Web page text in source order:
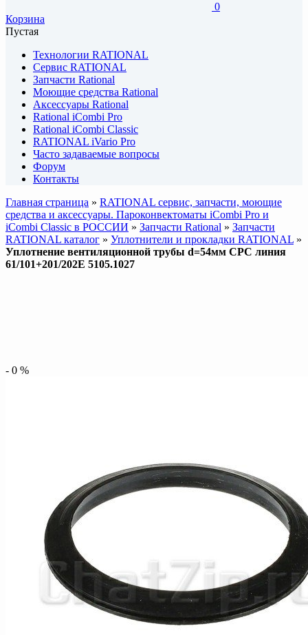
0
Корзина
Пустая
Технологии RATIONAL
Сервис RATIONAL
Запчасти Rational
Моющие средства Rational
Аксессуары Rational
Rational iCombi Pro
Rational iCombi Classic
RATIONAL iVario Pro
Часто задаваемые вопросы
Форум
Контакты
Главная страница » RATIONAL сервис, запчасти, моющие
средства и аксессуары. Пароконвектоматы iCombi Pro и
iCombi Classic в РОССИИ » Запчасти Rational » Запчасти
RATIONAL каталог » Уплотнители и прокладки RATIONAL »
Уплотнение вентиляционной трубы d=54мм CPC линия
61/101+201/202E 5105.1027
- 0 %